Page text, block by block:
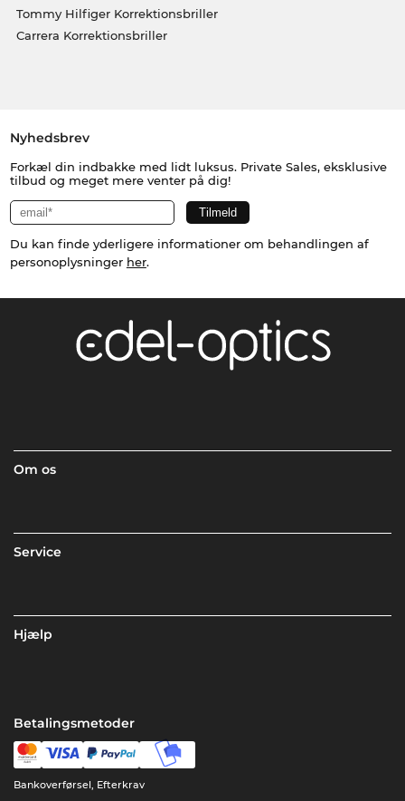
Tommy Hilfiger Korrektionsbriller
Carrera Korrektionsbriller
Nyhedsbrev
Forkæl din indbakke med lidt luksus. Private Sales, eksklusive
tilbud og meget mere venter på dig!
Du kan finde yderligere informationer om behandlingen af
personoplysninger her.
Om os
Service
Hjælp
Betalingsmetoder
Bankoverførsel, Efterkrav